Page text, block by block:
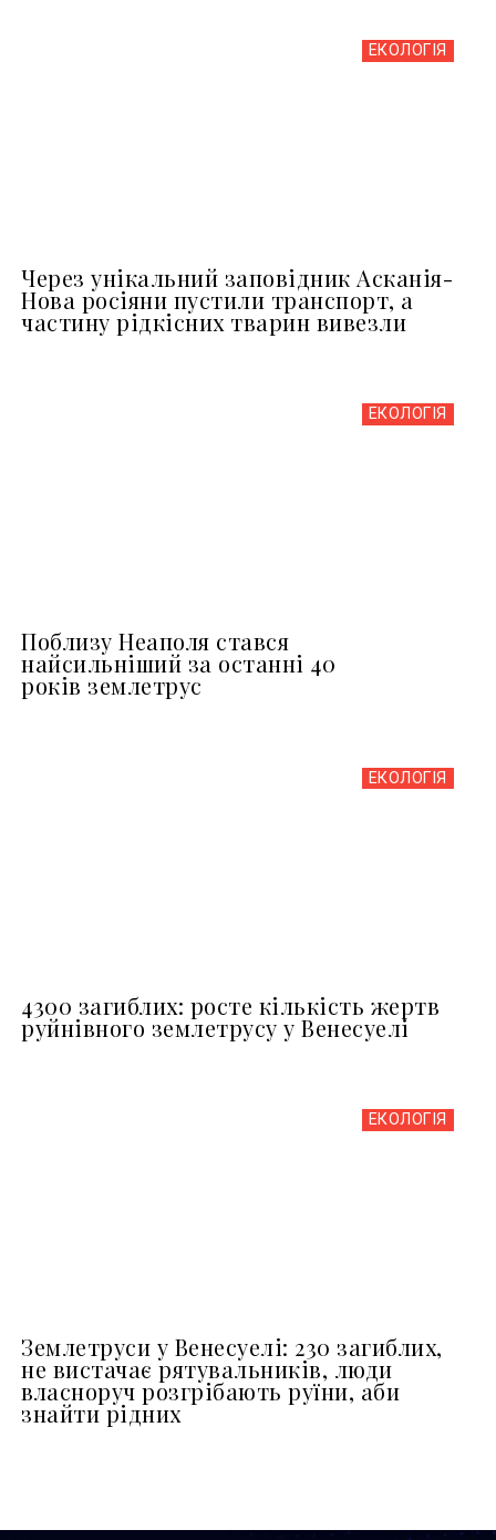
ЕКОЛОГІЯ
Через унікальний заповідник Асканія-
Нова росіяни пустили транспорт, а
частину рідкісних тварин вивезли
ЕКОЛОГІЯ
Поблизу Неаполя стався
найсильніший за останні 40
років землетрус
ЕКОЛОГІЯ
4300 загиблих: росте кількість жертв
руйнівного землетрусу у Венесуелі
ЕКОЛОГІЯ
Землетруси у Венесуелі: 230 загиблих,
не вистачає рятувальників, люди
власноруч розгрібають руїни, аби
знайти рідних